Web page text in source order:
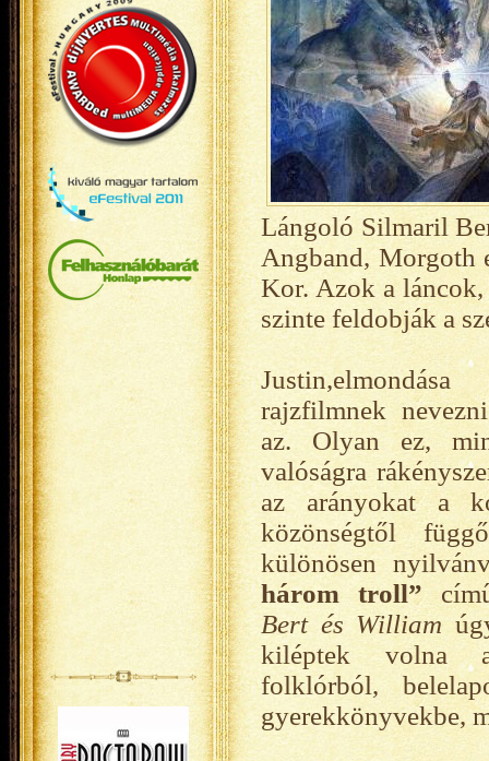
Lángoló Silmaril
Angband, Morgoth
Kor. Azok a
szinte feldobják a
rajzfilmnek
az. Olyan ez,
valóságra
az arányokat a
közönségtől
különösen
három troll”
Bert és William
kiléptek volna
folklórból,
gyerekkönyvekbe,